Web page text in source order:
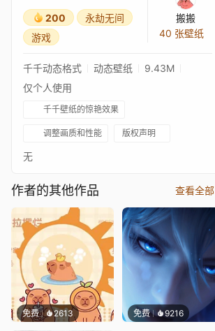
200
永劫无间
游戏
搬搬
40 张壁纸
千千动态格式 动态壁纸
9.43M
仅个人使用
千千壁纸的惊艳效果
调整画质和性能 版权声明
无
作者的其他作品 查看全部
免费 2613 免费 9216